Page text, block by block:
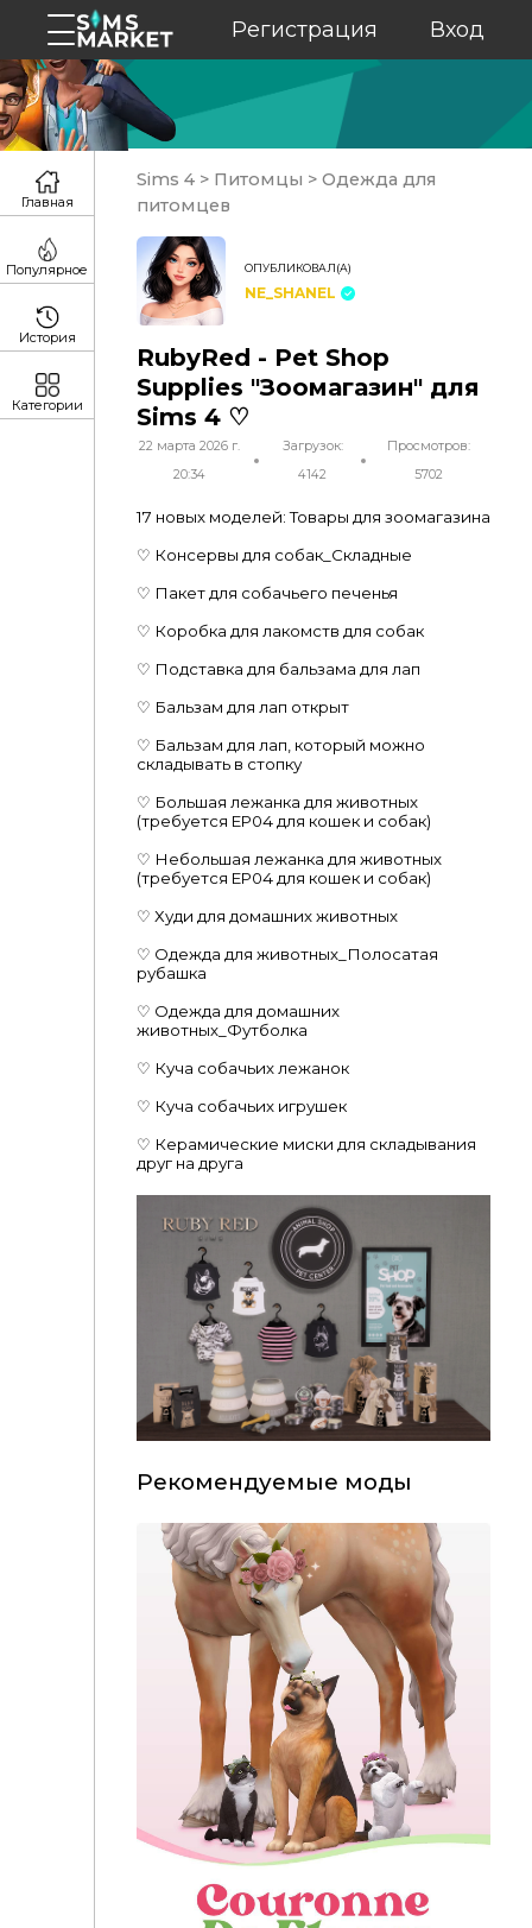
Регистрация Вход
Sims 4 > Питомцы > Одежда для
питомцев
ОПУБЛИКОВАЛ(А)
NE_SHANEL
RubyRed - Pet Shop
Supplies "Зоомагазин" для
Sims 4 ♡
22 марта 2026 г.
20:34
Загрузок:
4142
Просмотров:
5702
17 новых моделей: Товары для зоомагазина
♡ Консервы для собак_Складные
♡ Пакет для собачьего печенья
♡ Коробка для лакомств для собак
♡ Подставка для бальзама для лап
♡ Бальзам для лап открыт
♡ Бальзам для лап, который можно
складывать в стопку
♡ Большая лежанка для животных
(требуется EP04 для кошек и собак)
♡ Небольшая лежанка для животных
(требуется EP04 для кошек и собак)
♡ Худи для домашних животных
♡ Одежда для животных_Полосатая
рубашка
♡ Одежда для домашних
животных_Футболка
♡ Куча собачьих лежанок
♡ Куча собачьих игрушек
♡ Керамические миски для складывания
друг на друга
Рекомендуемые моды
Главная
Популярное
История
Категории